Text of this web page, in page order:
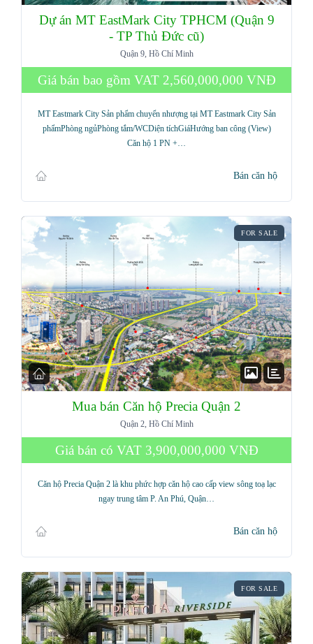
Dự án MT EastMark City TPHCM (Quận 9
- TP Thủ Đức cũ)
Quận 9, Hồ Chí Minh
Giá bán bao gồm VAT 2,560,000,000 VNĐ
MT Eastmark City Sản phẩm chuyển nhượng tại MT Eastmark City Sản
phẩmPhòng ngủPhòng tắm/WCDiện tíchGiáHướng ban công (View)
Căn hộ 1 PN +…
Bán căn hộ
FOR SALE
Mua bán Căn hộ Precia Quận 2
Quận 2, Hồ Chí Minh
Giá bán có VAT 3,900,000,000 VNĐ
Căn hộ Precia Quận 2 là khu phức hợp căn hộ cao cấp view sông toạ lạc
ngay trung tâm P. An Phú, Quận…
Bán căn hộ
FOR SALE